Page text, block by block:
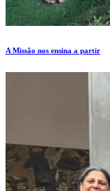
A Missão nos ensina a partir